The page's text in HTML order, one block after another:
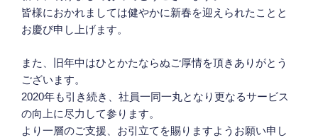
皆様におかれましては健やかに新春を迎えられたことと
お慶び申し上げます。
また、旧年中はひとかたならぬご厚情を頂きありがとう
ございます。
2020年も引き続き、社員一同一丸となり更なるサービス
の向上に尽力して参ります。
より一層のご支援、お引立てを賜りますようお願い申し